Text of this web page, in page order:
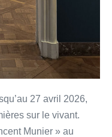
27 avril 2026,
sur le vivant.
Munier » au